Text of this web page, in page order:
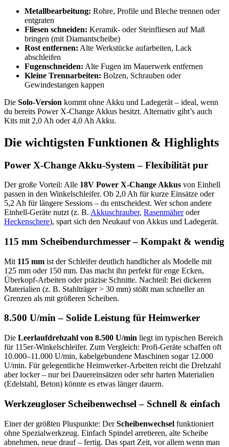
Metallbearbeitung: Rohre, Profile und Bleche trennen oder
entgraten
Fliesen schneiden: Keramik- oder Steinfliesen auf Maß
bringen (mit Diamantscheibe)
Rost entfernen: Alte Werkstücke aufarbeiten, Lack
abschleifen
Fugenschneiden: Alte Fugen im Mauerwerk entfernen
Kleine Trennarbeiten: Bolzen, Schrauben oder
Gewindestangen kappen
Die Solo-Version kommt ohne Akku und Ladegerät – ideal, wenn
du bereits Power X-Change Akkus besitzt. Alternativ gibt’s auch
Kits mit 2,0 Ah oder 4,0 Ah Akku.
Die wichtigsten Funktionen & Highlights
Power X-Change Akku-System – Flexibilität pur
Der große Vorteil: Alle 18V Power X-Change Akkus von Einhell
passen in den Winkelschleifer. Ob 2,0 Ah für kurze Einsätze oder
5,2 Ah für längere Sessions – du entscheidest. Wer schon andere
Einhell-Geräte nutzt (z. B. Akkuschrauber, Rasenmäheroder
Heckenschere), spart sich den Neukauf von Akkus und Ladegerät.
115 mm Scheibendurchmesser – Kompakt & wendig
Mit 115 mm ist der Schleifer deutlich handlicher als Modelle mit
125 mm oder 150 mm. Das macht ihn perfekt für enge Ecken,
Überkopf-Arbeiten oder präzise Schnitte. Nachteil: Bei dickeren
Materialien (z. B. Stahlträger > 30 mm) stößt man schneller an
Grenzen als mit größeren Scheiben.
8.500 U/min – Solide Leistung für Heimwerker
Die Leerlaufdrehzahl von 8.500 U/min liegt im typischen Bereich
für 115er-Winkelschleifer. Zum Vergleich: Profi-Geräte schaffen oft
10.000–11.000 U/min, kabelgebundene Maschinen sogar 12.000
U/min. Für gelegentliche Heimwerker-Arbeiten reicht die Drehzahl
aber locker – nur bei Dauereinsätzen oder sehr harten Materialien
(Edelstahl, Beton) könnte es etwas länger dauern.
Werkzeugloser Scheibenwechsel – Schnell & einfach
Einer der größten Pluspunkte: DerScheibenwechsel funktioniert
ohne Spezialwerkzeug. Einfach Spindel arretieren, alte Scheibe
abnehmen, neue drauf – fertig. Das spart Zeit, vor allem wenn man